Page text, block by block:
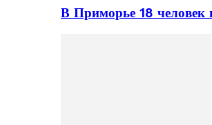
В Приморье 18 человек